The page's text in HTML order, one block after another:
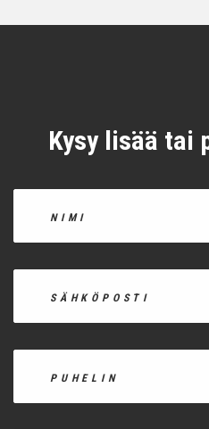
Kysy lisää tai